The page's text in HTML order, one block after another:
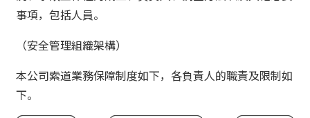
事項，包括人員。
（安全管理組織架構）
本公司索道業務保障制度如下，各負責人的職責及限制如
下。